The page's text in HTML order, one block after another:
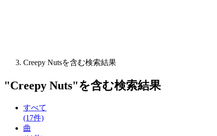
Creepy Nutsを含む検索結果
"Creepy Nuts"を含む検索結果
すべて
(17件)
曲